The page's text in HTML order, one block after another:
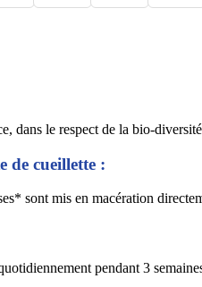
dans le respect de la bio-
de cueillette :
sont mis en macération
pendant 3